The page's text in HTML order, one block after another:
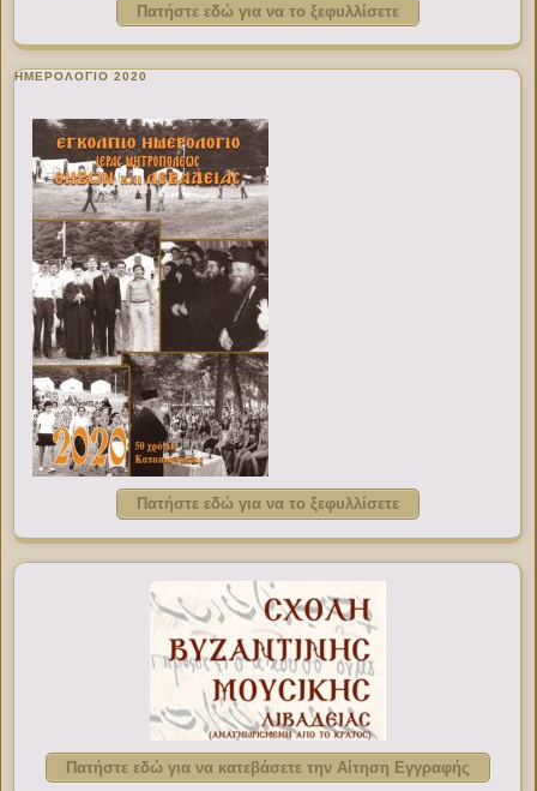
Πατήστε εδώ για να το ξεφυλλίσετε
ΗΜΕΡΟΛΟΓΙΟ 2020
Πατήστε εδώ για να το ξεφυλλίσετε
Πατήστε εδώ για να κατεβάσετε την Αίτηση Εγγραφής